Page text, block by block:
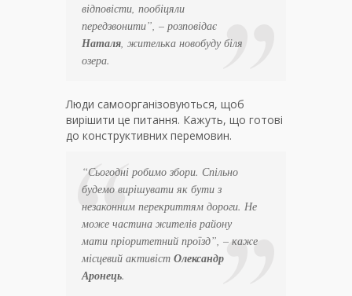
відповісти, пообіцяли
передзвонити”, – розповідає
Наталя, жителька новобуду біля
озера.
Люди самоорганізовуються, щоб
вирішити це питання. Кажуть, що готові
до конструктивних перемовин.
“Сьогодні робимо збори. Спільно
будемо вирішувати як бути з
незаконним перекриттям дороги. Не
може частина жителів району
мати пріоритетний проїзд”, – каже
місцевий активіст Олександр
Аронець.